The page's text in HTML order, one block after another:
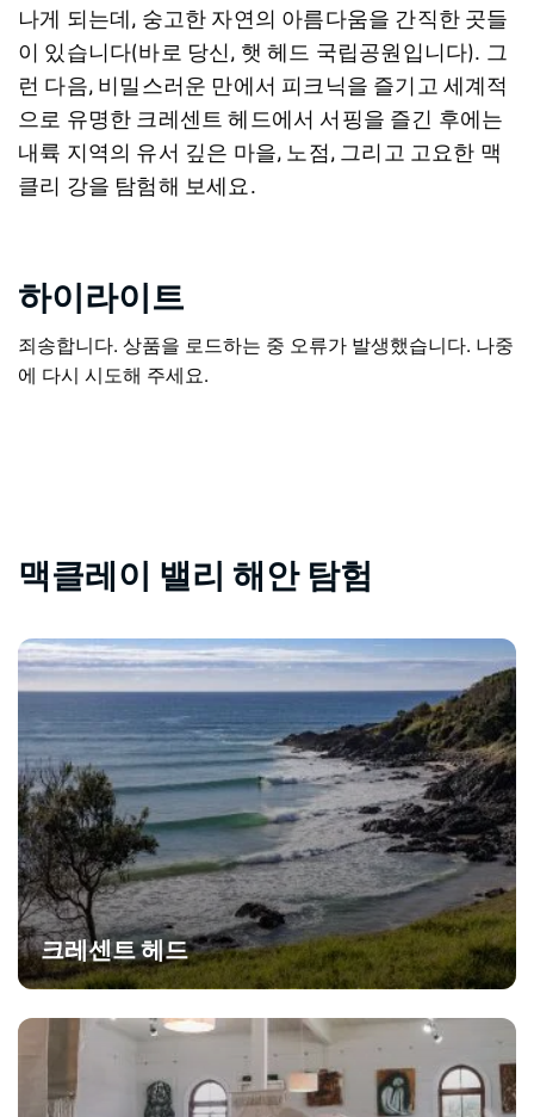
나게 되는데, 숭고한 자연의 아름다움을 간직한 곳들
이 있습니다(바로 당신, 햇 헤드 국립공원입니다). 그
런 다음, 비밀스러운 만에서 피크닉을 즐기고 세계적
으로 유명한 크레센트 헤드에서 서핑을 즐긴 후에는
내륙 지역의 유서 깊은 마을, 노점, 그리고 고요한 맥
클리 강을 탐험해 보세요.
하이라이트
죄송합니다. 상품을 로드하는 중 오류가 발생했습니다. 나중
에 다시 시도해 주세요.
맥클레이 밸리 해안 탐험
크레센트 헤드